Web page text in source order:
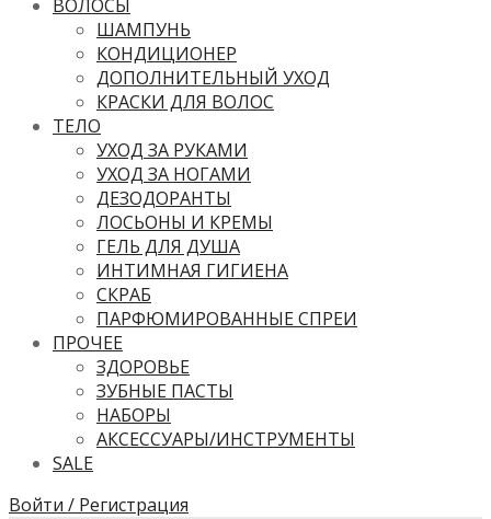
ВОЛОСЫ
ШАМПУНЬ
КОНДИЦИОНЕР
ДОПОЛНИТЕЛЬНЫЙ УХОД
КРАСКИ ДЛЯ ВОЛОС
ТЕЛО
УХОД ЗА РУКАМИ
УХОД ЗА НОГАМИ
ДЕЗОДОРАНТЫ
ЛОСЬОНЫ И КРЕМЫ
ГЕЛЬ ДЛЯ ДУША
ИНТИМНАЯ ГИГИЕНА
СКРАБ
ПАРФЮМИРОВАННЫЕ СПРЕИ
ПРОЧЕЕ
ЗДОРОВЬЕ
ЗУБНЫЕ ПАСТЫ
НАБОРЫ
АКСЕССУАРЫ/ИНСТРУМЕНТЫ
SALE
Войти / Регистрация